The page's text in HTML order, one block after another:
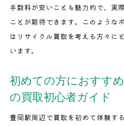
豊岡駅周辺でお得に買
買取を最大限に活用す
価格変動の影響を受け
口コミを活用して豊岡駅周
口コミが示す買取店選
地元の声を活かした賢い
豊岡駅周辺の買取店口コ
手数料が安いことも魅力的で、実
ことが期待できます。このような
はリサイクル買取を考える方々に
います。
初めての方におすす
の買取初心者ガイド
豊岡駅周辺で買取を初めて体験す